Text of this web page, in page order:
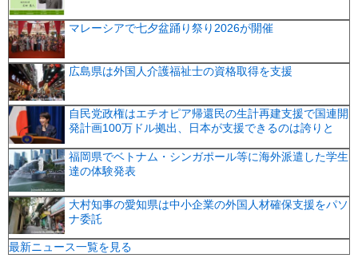
マレーシアで七夕盆踊り祭り2026が開催
広島県は外国人介護福祉士の資格取得を支援
自民党政権はエチオピア帰還民の生計再建支援で国連開
発計画100万ドル拠出、日本が支援できるのは誇りと
福岡県でベトナム・シンガポール等に海外派遣した学生
達の体験発表
大村知事の愛知県は中小企業の外国人材確保支援をパソ
ナ委託
最新ニュース一覧を見る